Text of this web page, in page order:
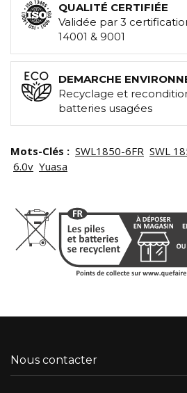
QUALITÉ CERTIFIÉE
Validée par 3
14001 & 9001
DEMARCHE
Recyclage et
batteries usagées
Mots-Clés : SWL1850-6FR SWL
6.0v Yuasa
Nous contacter